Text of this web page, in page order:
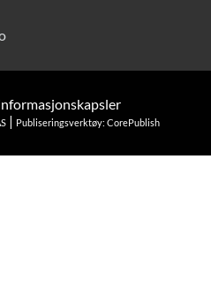
| Publiseringsverktøy: CorePublish